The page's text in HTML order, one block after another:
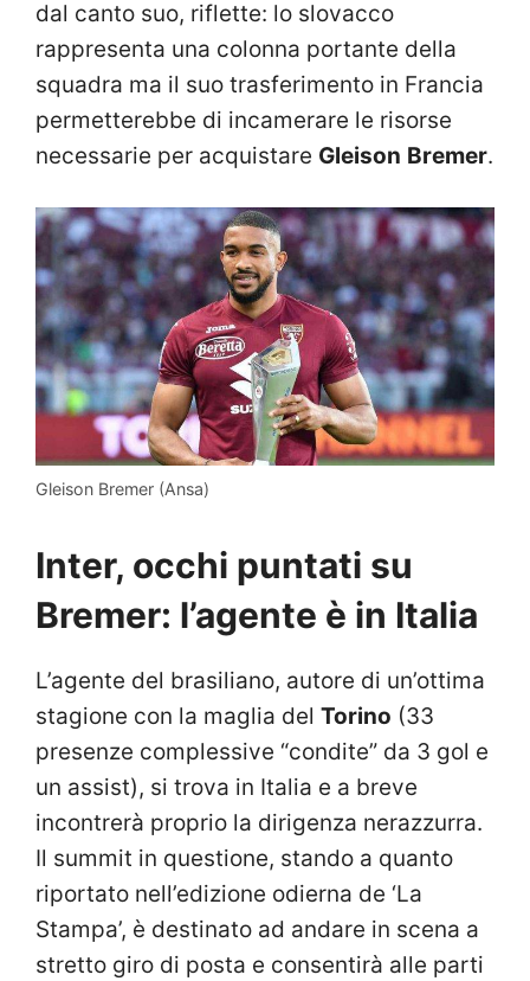
dal canto suo, riflette: lo slovacco
rappresenta una colonna portante della
squadra ma il suo trasferimento in Francia
permetterebbe di incamerare le risorse
necessarie per acquistare Gleison Bremer.
Gleison Bremer (Ansa)
Inter, occhi puntati su
Bremer: l’agente è in Italia
L’agente del brasiliano, autore di un’ottima
stagione con la maglia del Torino (33
presenze complessive “condite” da 3 gol e
un assist), si trova in Italia e a breve
incontrerà proprio la dirigenza nerazzurra.
Il summit in questione, stando a quanto
riportato nell’edizione odierna de ‘La
Stampa’, è destinato ad andare in scena a
stretto giro di posta e consentirà alle parti